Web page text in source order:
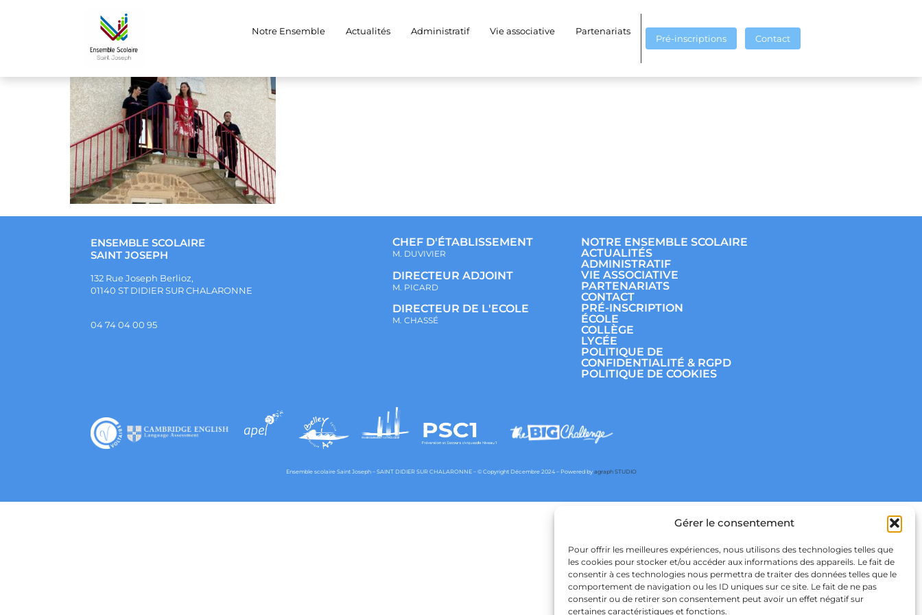
Gérer le consentement
Pour offrir les meilleures expériences, nous utilisons des technologies telles que
les cookies pour stocker et/ou accéder aux informations des appareils. Le fait de
consentir à ces technologies nous permettra de traiter des données telles que le
comportement de navigation ou les ID uniques sur ce site. Le fait de ne pas
consentir ou de retirer son consentement peut avoir un effet négatif sur
certaines caractéristiques et fonctions.
Notre Ensemble Actualités Administratif Vie associative Partenariats
Pré-inscriptions Contact
WhatsApp Image 2025-06-13 at 10.22.04 (1)
ENSEMBLE SCOLAIRE
SAINT JOSEPH
132 Rue Joseph Berlioz,
01140 ST DIDIER SUR CHALARONNE
04 74 04 00 95
CHEF D'ÉTABLISSEMENT
M. DUVIVIER
DIRECTEUR ADJOINT
M. PICARD
DIRECTEUR DE L'ECOLE
M. CHASSÉ
NOTRE ENSEMBLE SCOLAIRE
ACTUALITÉS
ADMINISTRATIF
VIE ASSOCIATIVE
PARTENARIATS
CONTACT
PRÉ-INSCRIPTION
ÉCOLE
COLLÈGE
LYCÉE
POLITIQUE DE
CONFIDENTIALITÉ & RGPD
POLITIQUE DE COOKIES
Ensemble scolaire Saint Joseph – SAINT DIDIER SUR CHALARONNE – © Copyright Décembre 2024 – Powered by agraph STUDIO